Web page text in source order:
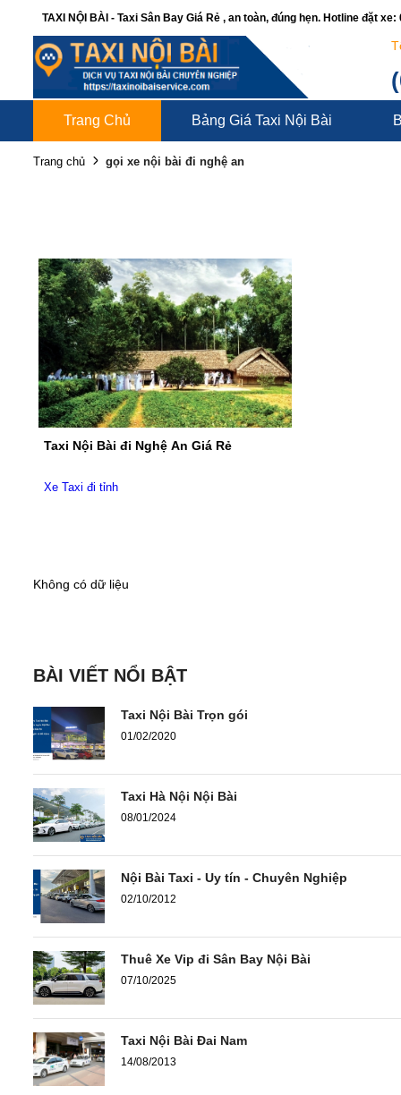
TAXI NỘI BÀI - Taxi Sân Bay Giá Rẻ , an toàn, đúng hẹn. Hotline đặt xe:
Trang Chủ Bảng Giá Taxi Nội Bài
Trang chủ gọi xe nội bài đi nghệ an
Taxi Nội Bài đi Nghệ An Giá Rẻ
Xe Taxi đi tỉnh
Không có dữ liệu
BÀI VIẾT NỔI BẬT
Taxi Nội Bài Trọn gói
01/02/2020
Taxi Hà Nội Nội Bài
08/01/2024
Nội Bài Taxi - Uy tín - Chuyên Nghiệp
02/10/2012
Thuê Xe Vip đi Sân Bay Nội Bài
07/10/2025
Taxi Nội Bài Đai Nam
14/08/2013